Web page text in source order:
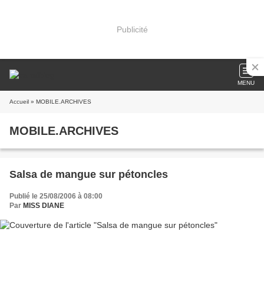
Publicité
MENU
Accueil » MOBILE.ARCHIVES
MOBILE.ARCHIVES
Salsa de mangue sur pétoncles
Publié le 25/08/2006 à 08:00
Par MISS DIANE